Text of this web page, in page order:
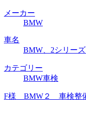
メーカー
BMW
車名
BMW、2シリー
カテゴリー
BMW車検
F様 BMW２ 車検整備